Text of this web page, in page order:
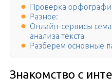
Проверка
Разное:
Онлайн-сервисы
анализа текста
Разберем основные
Знакомство с